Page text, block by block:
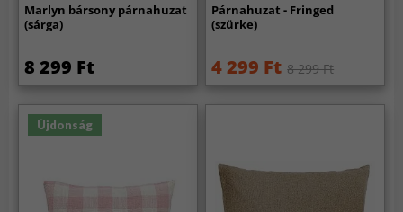
Marlyn bársony párnahuzat
(sárga)
8 299 Ft
Párnahuzat - Fringed
(szürke)
4 299 Ft 8 299 Ft
Újdonság